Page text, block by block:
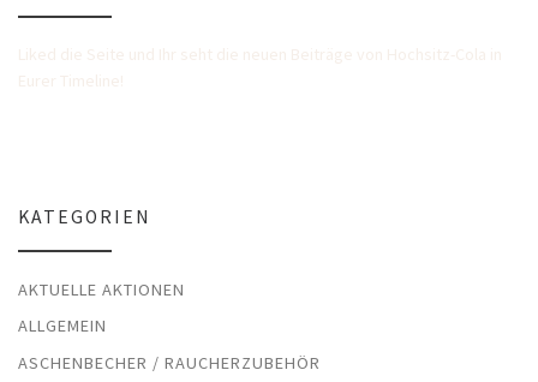
KATEGORIEN
AKTUELLE AKTIONEN
ALLGEMEIN
ASCHENBECHER / RAUCHERZUBEHÖR